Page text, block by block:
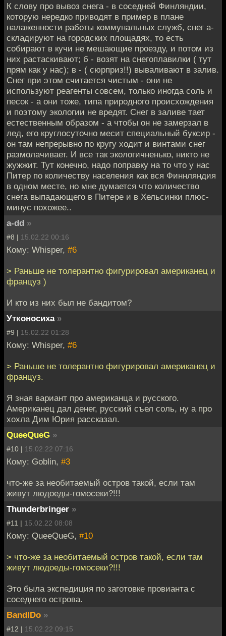
К слову про вывоз снега - в соседней Финляндии,
которую нередко приводят в пример в плане
налаженности работы коммунальных служб, снег а-
складируют на городских площадях, то есть
собирают в кучи не мешающие проезду, и потом из
них растаскивают; б - возят на снегоплавилки ( тут
прям как у нас); в - ( сюрприз!!) вываливают в залив.
Снег при этом считается чистым - они не
используют реагенты совсем, только иногда соль и
песок - а они тоже, типа природного происхождения
и поэтому экологии не вредят. Снег в заливе тает
естественным образом - а чтобы он не замерзал в
лед, его круглосуточно месит специальный буксир -
он там непрерывно по кругу ходит и винтами снег
размолачивает. И все так экологичненько, никто не
жужжит. Тут конечно, надо поправку на то что у нас
Питер по количеству населения как вся Финнляндия
в одном месте, но мне думается что количество
снега выпадающего в Питере и в Хельсинки плюс-
минус похожее..
a-dd »
#8 | 15.02.22 00:16
Кому: Whisper, #6
> Раньше не толерантно фигурировал американец и
француз )
И кто из них был не бандитом?
Утконосиха »
#9 | 15.02.22 01:28
Кому: Whisper, #6
> Раньше не толерантно фигурировал американец и
француз.
Я зная вариант про американца и русского.
Американец дал денег, русский съел соль, ну а про
хохла Дим Юрия рассказал.
QueeQueG »
#10 | 15.02.22 07:16
Кому: Goblin, #3
что-же за необитаемый остров такой, если там
живут людоеды-гомосеки?!!!
Thunderbringer »
#11 | 15.02.22 08:08
Кому: QueeQueG, #10
> что-же за необитаемый остров такой, если там
живут людоеды-гомосеки?!!!
Это была экспедиция по заготовке провианта с
соседнего острова.
BandIDo »
#12 | 15.02.22 09:15